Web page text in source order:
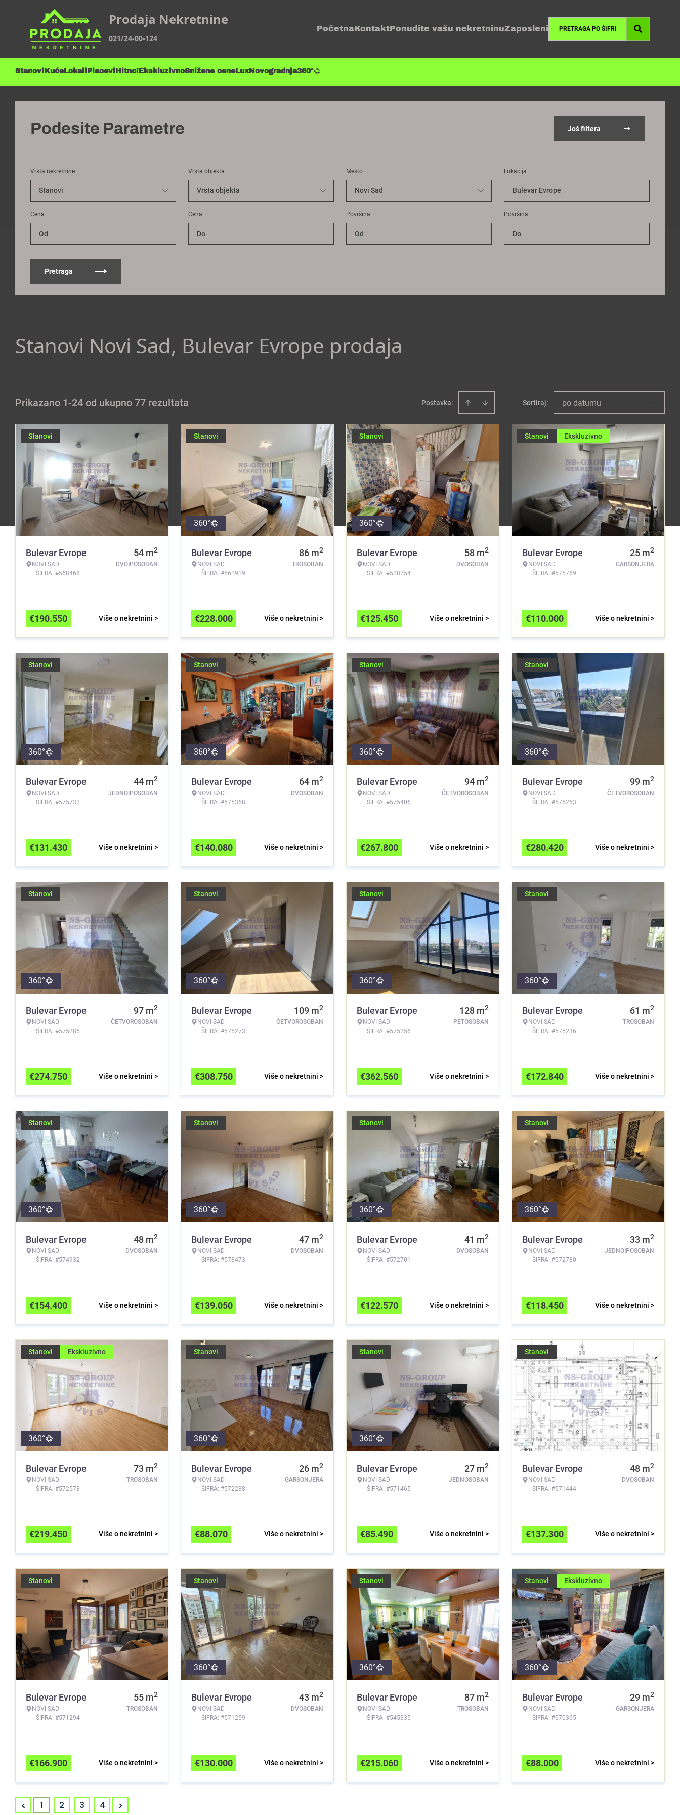
Prodaja Nekretnine
021/24-00-124
Početna Kontakt Ponudite vašu nekretninuZaposleni
Stanovi KućeLokali Placevi Hitno! EkskluzivnoSnižene ceneLuxNovogradnja360°
Podesite Parametre Još filtera
Vrsta nekretnine Vrsta objekta Mesto Lokacija
Bulevar Evrope
Cena Cena Površina Površina
Pretraga
Stanovi Novi Sad, Bulevar Evrope prodaja
Prikazano 1-24 od ukupno 77 rezultata Postavka: Sortiraj: po datumu
Stanovi
Bulevar Evrope
NOVI SAD
ŠIFRA: #568468
54 m2
DVOIPOSOBAN
Više o nekretnini >
€190.550
Stanovi
360°
Bulevar Evrope
NOVI SAD
ŠIFRA: #561919
86 m2
TROSOBAN
Više o nekretnini >
€228.000
Stanovi
360°
Bulevar Evrope
NOVI SAD
ŠIFRA: #528254
58 m2
DVOSOBAN
Više o nekretnini >
€125.450
Stanovi Ekskluzivno
Bulevar Evrope
NOVI SAD
ŠIFRA: #575769
25 m2
GARSONJERA
Više o nekretnini >
€110.000
Stanovi
360°
Bulevar Evrope
NOVI SAD
ŠIFRA: #575732
44 m2
JEDNOIPOSOBAN
Više o nekretnini >
€131.430
Stanovi
360°
Bulevar Evrope
NOVI SAD
ŠIFRA: #575368
64 m2
DVOSOBAN
Više o nekretnini >
€140.080
Stanovi
360°
Bulevar Evrope
NOVI SAD
ŠIFRA: #575406
94 m2
ČETVOROSOBAN
Više o nekretnini >
€267.800
Stanovi
360°
Bulevar Evrope
NOVI SAD
ŠIFRA: #575263
99 m2
ČETVOROSOBAN
Više o nekretnini >
€280.420
Stanovi
360°
Bulevar Evrope
NOVI SAD
ŠIFRA: #575285
97 m2
ČETVOROSOBAN
Više o nekretnini >
€274.750
Stanovi
360°
Bulevar Evrope
NOVI SAD
ŠIFRA: #575273
109 m2
ČETVOROSOBAN
Više o nekretnini >
€308.750
Stanovi
360°
Bulevar Evrope
NOVI SAD
ŠIFRA: #575256
128 m2
PETOSOBAN
Više o nekretnini >
€362.560
Stanovi
360°
Bulevar Evrope
NOVI SAD
ŠIFRA: #575236
61 m2
TROSOBAN
Više o nekretnini >
€172.840
Stanovi
360°
Bulevar Evrope
NOVI SAD
ŠIFRA: #574932
48 m2
DVOSOBAN
Više o nekretnini >
€154.400
Stanovi
360°
Bulevar Evrope
NOVI SAD
ŠIFRA: #573473
47 m2
DVOSOBAN
Više o nekretnini >
€139.050
Stanovi
360°
Bulevar Evrope
NOVI SAD
ŠIFRA: #572701
41 m2
DVOSOBAN
Više o nekretnini >
€122.570
Stanovi
360°
Bulevar Evrope
NOVI SAD
ŠIFRA: #572780
33 m2
JEDNOIPOSOBAN
Više o nekretnini >
€118.450
Stanovi Ekskluzivno
360°
Bulevar Evrope
NOVI SAD
ŠIFRA: #572578
73 m2
TROSOBAN
Više o nekretnini >
€219.450
Stanovi
360°
Bulevar Evrope
NOVI SAD
ŠIFRA: #572288
26 m2
GARSONJERA
Više o nekretnini >
€88.070
Stanovi
360°
Bulevar Evrope
NOVI SAD
ŠIFRA: #571465
27 m2
JEDNOSOBAN
Više o nekretnini >
€85.490
Stanovi
Bulevar Evrope
NOVI SAD
ŠIFRA: #571444
48 m2
DVOSOBAN
Više o nekretnini >
€137.300
Stanovi
Bulevar Evrope
NOVI SAD
ŠIFRA: #571294
55 m2
TROSOBAN
Više o nekretnini >
€166.900
Stanovi
360°
Bulevar Evrope
NOVI SAD
ŠIFRA: #571259
43 m2
DVOSOBAN
Više o nekretnini >
€130.000
Stanovi
360°
Bulevar Evrope
NOVI SAD
ŠIFRA: #545335
87 m2
TROSOBAN
Više o nekretnini >
€215.060
Stanovi Ekskluzivno
360°
Bulevar Evrope
NOVI SAD
ŠIFRA: #570365
29 m2
GARSONJERA
Više o nekretnini >
€88.000
< 1 2 3 4 >